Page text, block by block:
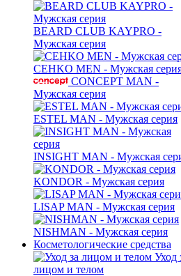
BEARD CLUB KAYPRO -
Мужская серия
CEHKO MEN - Мужская
CONCEPT MAN -
Мужская серия
ESTEL MAN - Мужская серия
INSIGHT MAN - Мужская
KONDOR - Мужская серия
LISAP MAN - Мужская серия
NISHMAN - Мужская серия
Косметологические средства
Уход
лицом и телом